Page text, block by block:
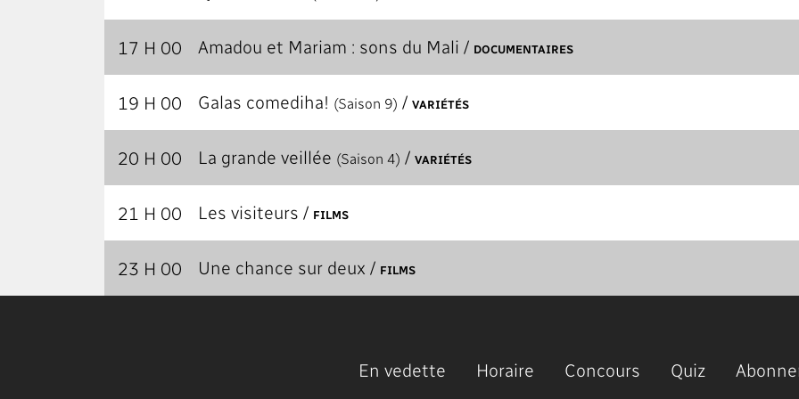
17 H 00 Amadou et Mariam : sons du Mali / DOCUMENTAIRES
19 H 00 Galas comediha! (Saison 9) / VARIÉTÉS
20 H 00 La grande veillée (Saison 4) / VARIÉTÉS
21 H 00 Les visiteurs / FILMS
23 H 00 Une chance sur deux / FILMS
En vedette Horaire Concours Quiz